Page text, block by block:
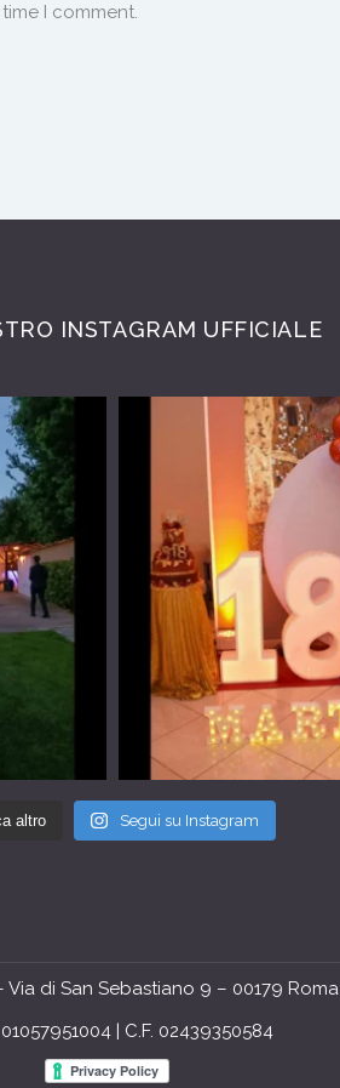
I comment.
INSTAGRAM UFFICIALE
altro Segui su Instagram
Via di San Sebastiano 9 – 00179 Roma
01057951004 | C.F. 02439350584